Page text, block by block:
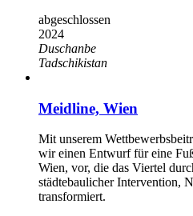
abgeschlossen
2024
Duschanbe
Tadschikistan
Meidline, Wien
Mit unserem
wir einen Entwurf für eine
Wien, vor, die das Viertel
städtebaulicher Intervention,
transformiert.